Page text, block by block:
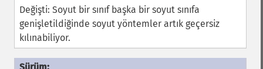
Değişti: Soyut bir sınıf başka bir soyut sınıfa
genişletildiğinde soyut yöntemler artık geçersiz
kılınabiliyor.